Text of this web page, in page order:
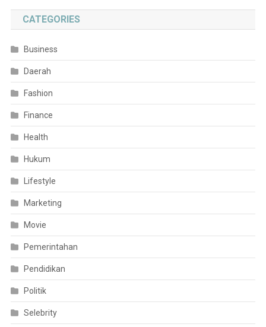
CATEGORIES
Business
Daerah
Fashion
Finance
Health
Hukum
Lifestyle
Marketing
Movie
Pemerintahan
Pendidikan
Politik
Selebrity